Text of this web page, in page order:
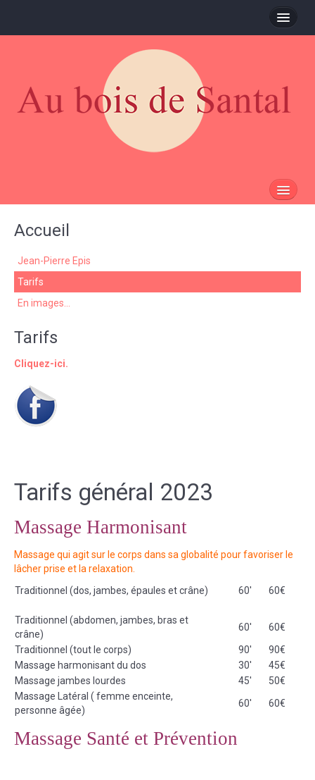
Facebook
Tarifs
En images...
Massage Jambes Lourdes
Massage des mains
Qi Nei Zang
Harmonisation corporelle & détente
Qi gong du bâton
Atelier massage
Atelier découverte
Atelier Maison de repos
Autres
Massage en entreprise
Bon Cadeau
Accueil
Jean-Pierre Epis
Tarifs
En images...
Tarifs
Cliquez-ici.
Tarifs général 2023
Massage Harmonisant
Massage qui agit sur le corps dans sa globalité pour favoriser le
lâcher prise et la relaxation.
Traditionnel (dos, jambes, épaules et crâne)
60' 60€
Traditionnel (abdomen, jambes, bras et
crâne)
60'
60€
Traditionnel (tout le corps)
90'
90€
Massage harmonisant du dos
30'
45€
Massage jambes lourdes
45'
50€
Massage Latéral ( femme enceinte,
personne âgée)
60' 60€
Massage Santé et Prévention